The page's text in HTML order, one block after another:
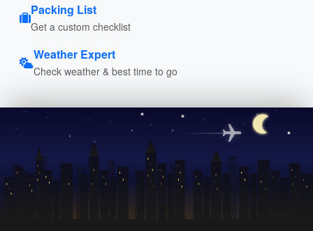
Packing List
Get a custom checklist
Weather Expert
Check weather & best time to go